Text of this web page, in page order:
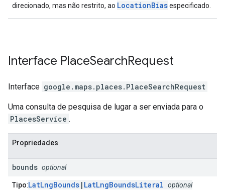
direcionado, mas não restrito, ao LocationBiasespecificado.
Interface PlaceSearchRequest
Interface google.maps.places. PlaceSearchRequest
Uma consulta de pesquisa de lugar a ser enviada para o
PlacesService .
Propriedades
bounds optional
Tipo:LatLngBounds | LatLngBoundsLiteral optional